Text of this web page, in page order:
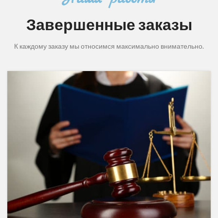
Завершенные заказы
К каждому заказу мы относимся максимально внимательно.